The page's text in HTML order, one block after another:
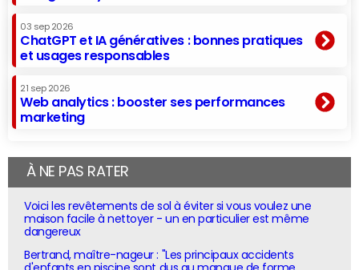
03 sep 2026
ChatGPT et IA génératives : bonnes pratiques
et usages responsables
21 sep 2026
Web analytics : booster ses performances
marketing
À NE PAS RATER
Voici les revêtements de sol à éviter si vous voulez une
maison facile à nettoyer - un en particulier est même
dangereux
Bertrand, maître-nageur : "Les principaux accidents